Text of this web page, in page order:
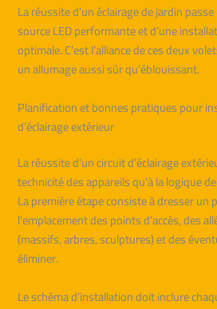
La réussite d’un éclairage de jardin
source LED performante et d’une
optimale. C’est l’alliance de ces deux
un allumage aussi sûr qu’éblouissant.
Planification et bonnes pratiques pour
d’éclairage extérieur
La réussite d’un circuit d’éclairage
technicité des appareils qu’à la logique
La première étape consiste à dresser un
l’emplacement des points d’accès, des
(massifs, arbres, sculptures) et des
éliminer.
Le schéma d’installation doit inclure